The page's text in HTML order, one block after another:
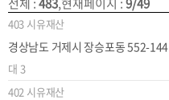
403 시유재산
경상남도 거제시 장승포동 552-144
대 3
402 시유재산